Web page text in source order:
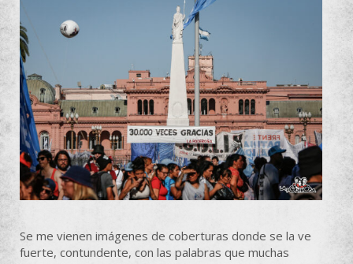
Se me vienen imágenes de coberturas donde se la ve
fuerte, contundente, con las palabras que muchas